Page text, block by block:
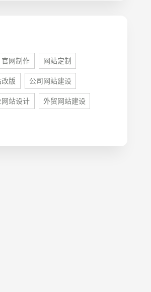
官网制作 网站定制
改版 公司网站建设
网站设计 外贸网站建设
官网建设